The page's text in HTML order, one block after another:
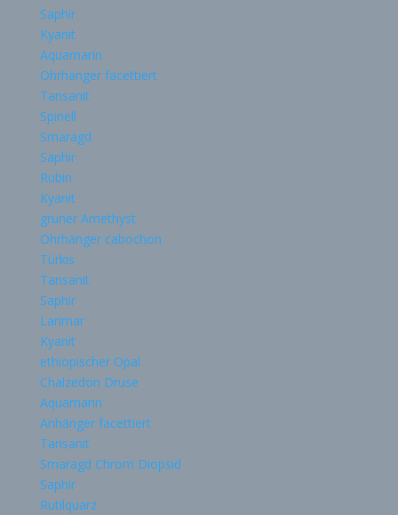
Saphir
Kyanit
Aquamarin
Ohrhänger facettiert
Tansanit
Spinell
Smaragd
Saphir
Rubin
Kyanit
grüner Amethyst
Ohrhänger cabochon
Türkis
Tansanit
Saphir
Larimar
Kyanit
ethiopischer Opal
Chalzedon Druse
Aquamarin
Anhänger facettiert
Tansanit
Smaragd Chrom Diopsid
Saphir
Rutilquarz